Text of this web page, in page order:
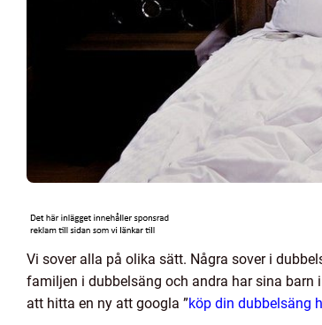
Vi sover alla på olika sätt. Några sover i
familjen i dubbelsäng och andra har sina barn
att hitta en ny att googla ”köp din dubbelsäng